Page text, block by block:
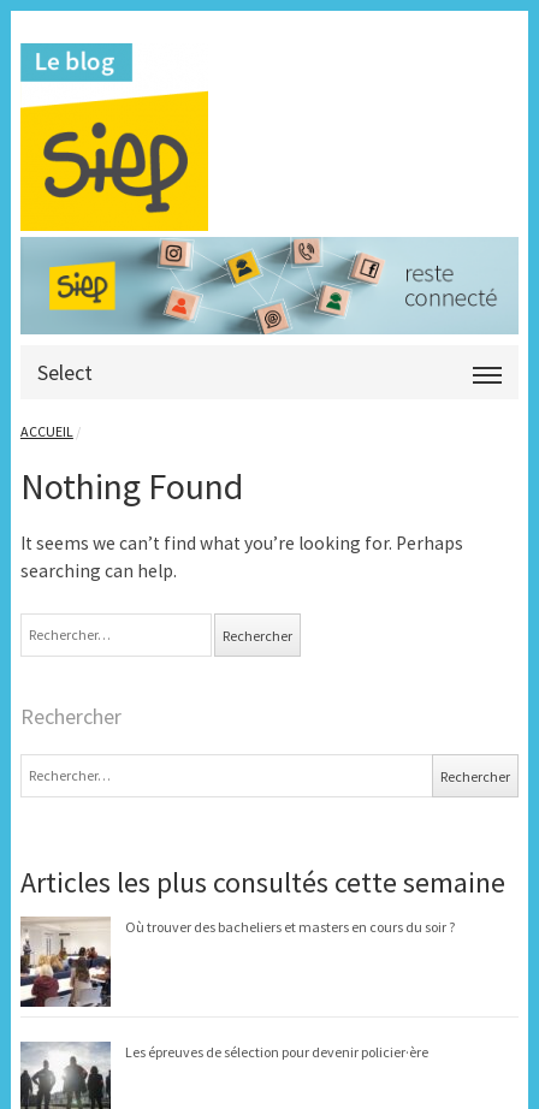
Select
ACCUEIL /
Nothing Found
It seems we can’t find what you’re looking for. Perhaps
searching can help.
Rechercher
Articles les plus consultés cette semaine
Où trouver des bacheliers et masters en cours du soir ?
Les épreuves de sélection pour devenir policier·ère